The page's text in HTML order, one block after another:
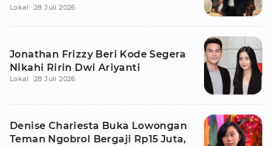
Lokal 28 Juli 2026
Jonathan Frizzy Beri Kode Segera
Nikahi Ririn Dwi Ariyanti
Lokal 28 Juli 2026
Denise Chariesta Buka Lowongan
Teman Ngobrol Bergaji Rp15 Juta,